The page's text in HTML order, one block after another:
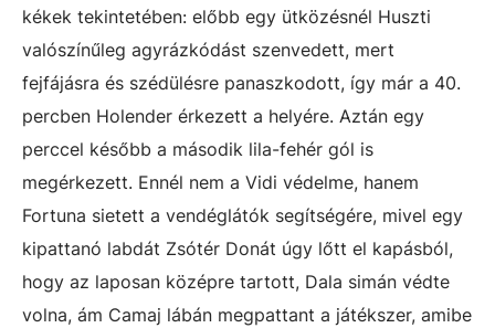
kékek tekintetében: előbb egy ütközésnél Huszti
valószínűleg agyrázkódást szenvedett, mert
fejfájásra és szédülésre panaszkodott, így már a 40.
percben Holender érkezett a helyére. Aztán egy
perccel később a második lila-fehér gól is
megérkezett. Ennél nem a Vidi védelme, hanem
Fortuna sietett a vendéglátók segítségére, mivel egy
kipattanó labdát Zsótér Donát úgy lőtt el kapásból,
hogy az laposan középre tartott, Dala simán védte
volna, ám Camaj lábán megpattant a játékszer, amibe